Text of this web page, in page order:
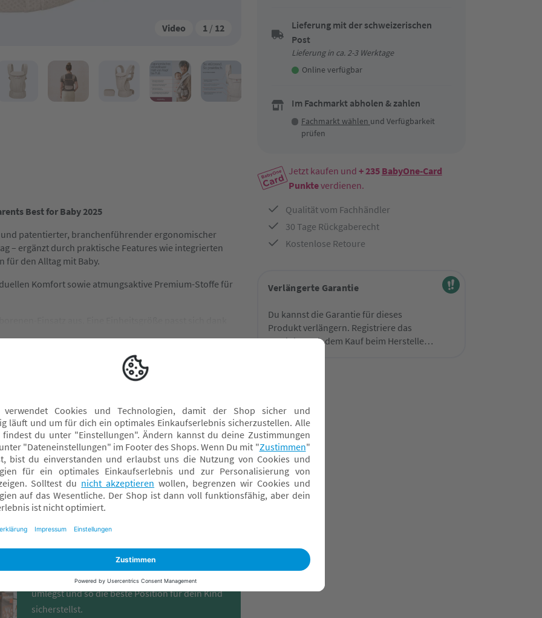
Video 1 / 12
Lieferung mit der schweizerischen
Post
Lieferung in ca. 2-3 Werktage
Online verfügbar
Im Fachmarkt abholen & zahlen
Fachmarkt wählen und Verfügbarkeit
prüfen
Jetzt kaufen und + 235 BabyOne-Card
Punkteverdienen.
Qualität vom Fachhändler
30 Tage Rückgaberecht
Kostenlose Retoure
Verlängerte Garantie
Du kannst die Garantie für dieses
Produkt verlängern. Registriere das
Produkt nach dem Kauf beim Hersteller
Best for Baby 2025
patentierter, branchenführender ergonomischer
– ergänzt durch praktische Features wie integrierten
für den Alltag mit Baby.
Komfort sowie atmungsaktive Premium-Stoffe für
Fachmarkt
In unseren Fachmärkten zeigen wir dir Schritt
für Schritt, wie du deine Babytrage richtig
umlegst und so die beste Position für dein Kind
sicherstellst.